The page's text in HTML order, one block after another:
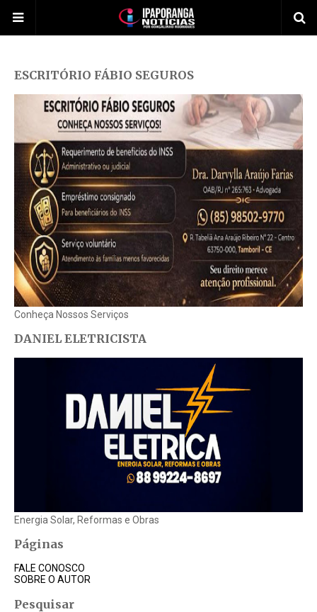
ESCRITÓRIO FÁBIO SEGUROS
Conheça Nossos Serviços
DANIEL ELETRICISTA
Energia Solar, Reformas e Obras
Páginas
FALE CONOSCO
SOBRE O AUTOR
Pesquisar